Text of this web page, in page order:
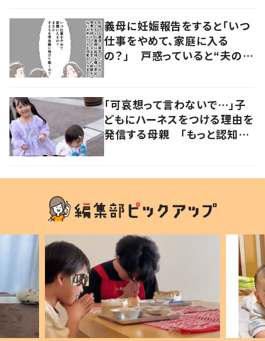
義母に妊娠報告をすると「いつ
仕事をやめて、家庭に入る
の？」 戸惑っていると“夫の行
「可哀想って言わないで…」子
どもにハーネスをつける理由を
発信する母親 「もっと認知さ